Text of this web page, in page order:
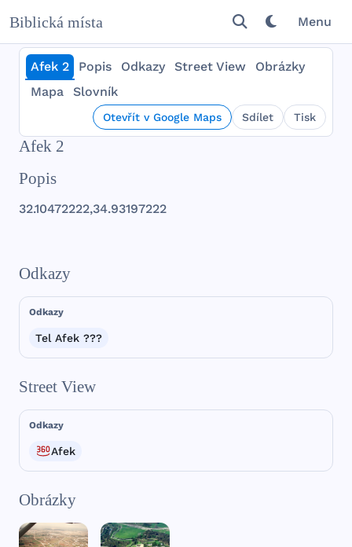
Biblická místa Menu
Afek 2 Popis Odkazy Street View
Obrázky
Mapa
Slovník
Otevřít v Google Maps Sdílet Tisk
Afek 2
Popis
32.10472222,34.93197222
Odkazy
Odkazy
Tel Afek ???
Street View
Odkazy
Afek
Obrázky